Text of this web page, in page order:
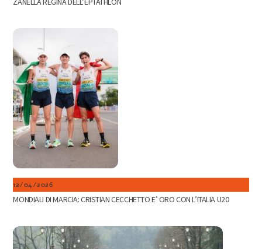
12/04/2026
MONDIALI DI MARCIA: CRISTIAN CECCHETTO E’ ORO CON L’ITALIA U20